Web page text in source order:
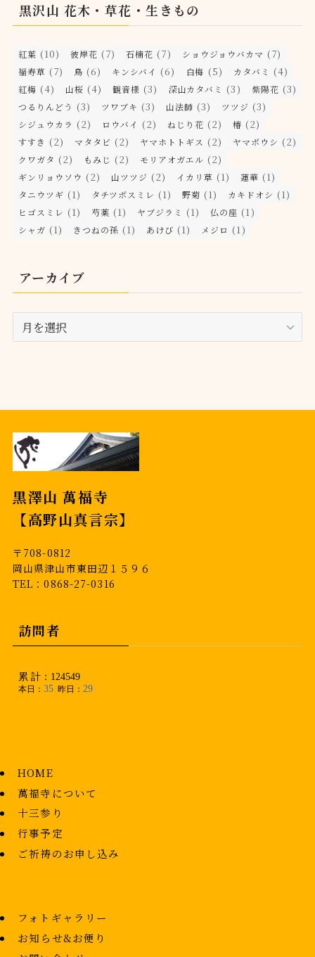
黒沢山 花木・草花・生きもの
紅葉 (10) 彼岸花 (7) 石楠花 (7) ショウジョウバカマ (7)
福寿草 (7) 鳥 (6) キンシバイ (6) 白梅 (5) カタバミ (4)
紅梅 (4) 山桜 (4) 観音様 (3) 深山カタバミ (3) 紫陽花 (3)
つるりんどう (3) ツワブキ (3) 山法師 (3) ツツジ (3)
シジュウカラ (2) ロウバイ (2) ねじり花 (2) 椿 (2)
すすき (2) マタタビ (2) ヤマホトトギス (2) ヤマボウシ (2)
クワガタ (2) もみじ (2) モリアオガエル (2)
ギンリョウソウ (2) 山ツツジ (2) イカリ草 (1) 蓮華 (1)
タニウツギ (1) タチツボスミレ (1) 野菊 (1) カキドオシ (1)
ヒゴスミレ (1) 芍薬 (1) ヤブジラミ (1) 仏の座 (1)
シャガ (1) きつねの孫 (1) あけび (1) メジロ (1)
アーカイブ
ア
ー
黒澤山 萬福寺
【高野山真言宗】
〒708-0812
岡山県津山市東田辺１５９６
TEL：0868-27-0316
訪問者
HOME
萬福寺について
十三参り
行事予定
ご祈祷のお申し込み
フォトギャラリー
お知らせ&お便り